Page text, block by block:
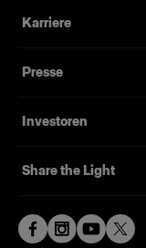
Karriere
Presse
Investoren
Share the Light